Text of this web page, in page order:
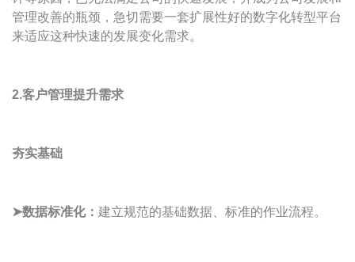
管理改善的瓶颈，急切需要一套扩展性好的数字化转型平台
来适应这种快速的发展变化需求。
2.客户管理提升需求
夯实基础
➤数据标准化： 建立规范的基础数据、标准的作业流程。